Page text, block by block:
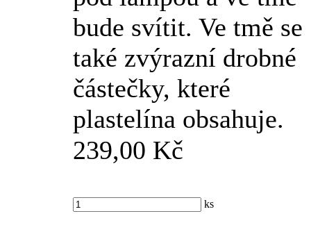
bude svítit. Ve tmě se
také zvýrazní drobné
částečky, které
plastelína obsahuje.
239,00 Kč
ks